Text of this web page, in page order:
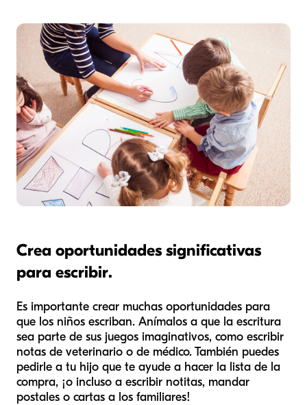
Crea oportunidades significativas
para escribir.
Es importante crear muchas oportunidades para
que los niños escriban. Anímalos a que la escritura
sea parte de sus juegos imaginativos, como escribir
notas de veterinario o de médico. También puedes
pedirle a tu hijo que te ayude a hacer la lista de la
compra, ¡o incluso a escribir notitas, mandar
postales o cartas a los familiares!